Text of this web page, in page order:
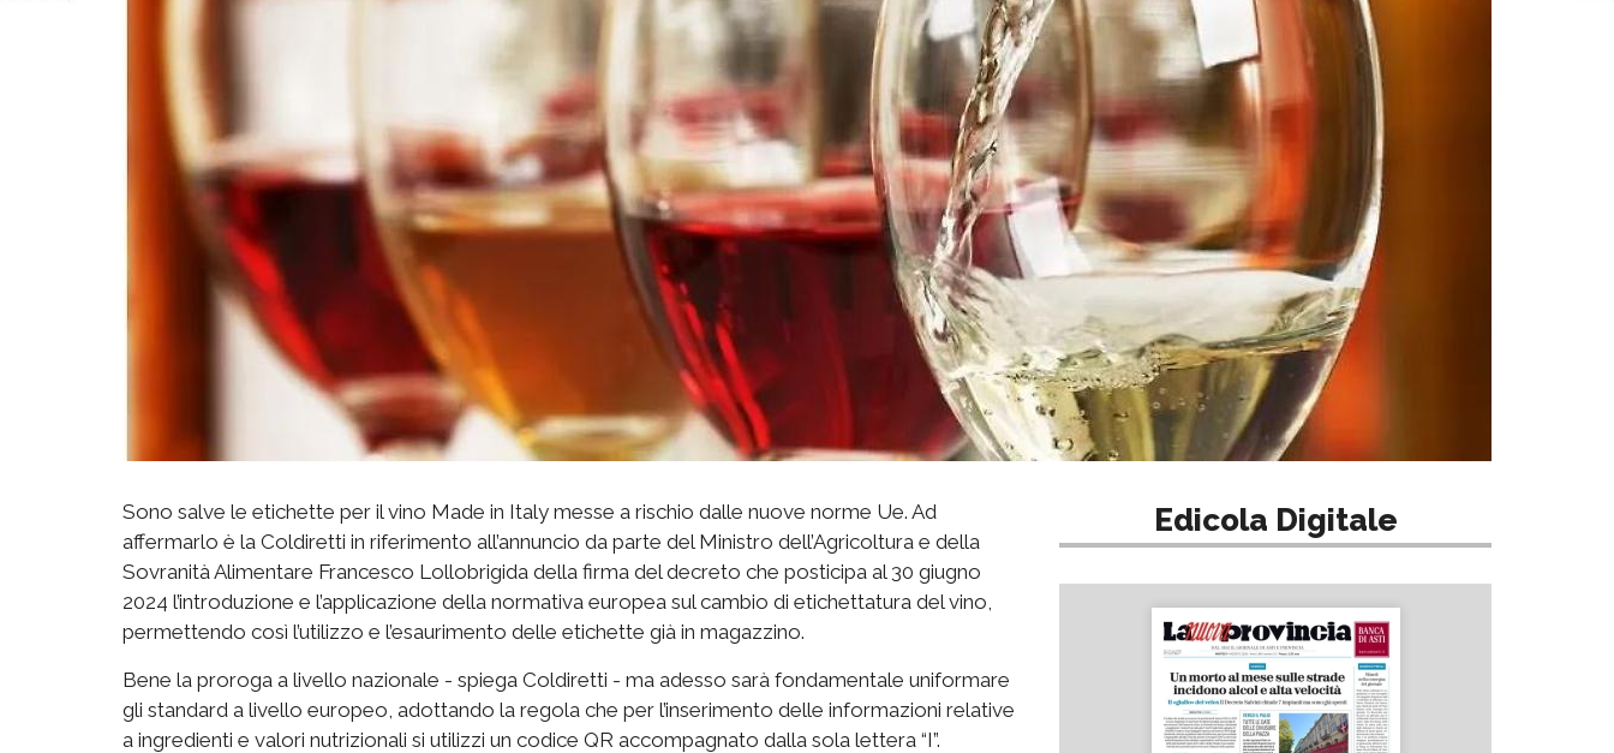
Sono salve le etichette per il vino Made in Italy messe a rischio dalle nuove norme Ue. Ad
affermarlo è la Coldiretti in riferimento all’annuncio da parte del Ministro dell’Agricoltura e della
Sovranità Alimentare Francesco Lollobrigida della firma del decreto che posticipa al 30 giugno
2024 l’introduzione e l’applicazione della normativa europea sul cambio di etichettatura del vino,
permettendo così l’utilizzo e l’esaurimento delle etichette già in magazzino.
Bene la proroga a livello nazionale - spiega Coldiretti - ma adesso sarà fondamentale uniformare
gli standard a livello europeo, adottando la regola che per l’inserimento delle informazioni relative
a ingredienti e valori nutrizionali si utilizzi un codice QR accompagnato dalla sola lettera “I”.
Edicola Digitale